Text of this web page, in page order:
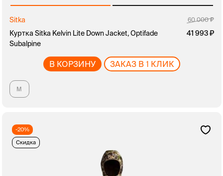
Sitka 60 000
Куртка Sitka Kelvin Lite Down Jacket, Optifade
Subalpine
41 993
В КОРЗИНУ ЗАКАЗ В 1 КЛИК
M
-20%
Скидка